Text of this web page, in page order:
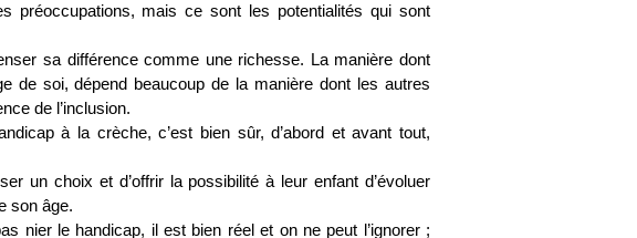
préoccupations, mais ce sont les potentialités qui sont
sa différence comme une richesse. La manière dont
de soi, dépend beaucoup de la manière dont les autres
de l’inclusion.
à la crèche, c’est bien sûr, d’abord et avant tout,
un choix et d’offrir la possibilité à leur enfant d’évoluer
son âge.
nier le handicap, il est bien réel et on ne peut l’ignorer ;